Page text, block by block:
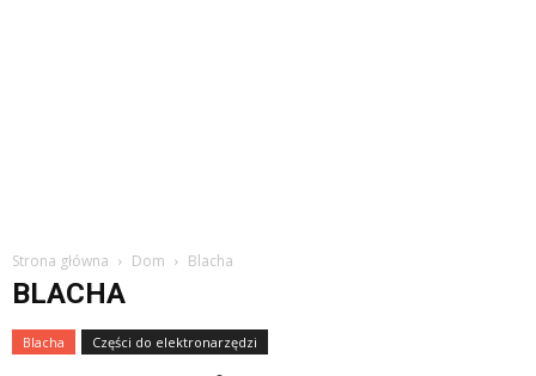
Strona główna Dom Blacha
BLACHA
Blacha Części do elektronarzędzi